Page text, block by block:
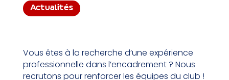
Actualités
Vous êtes à la recherche d’une expérience
professionnelle dans l’encadrement ? Nous
recrutons pour renforcer les équipes du club !